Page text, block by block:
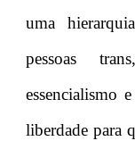
uma
pessoas
essencialismo
liberdade para